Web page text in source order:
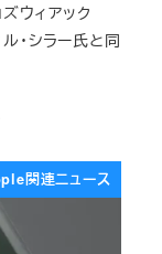
ウィアック
・シラー氏と同
関連ニュース